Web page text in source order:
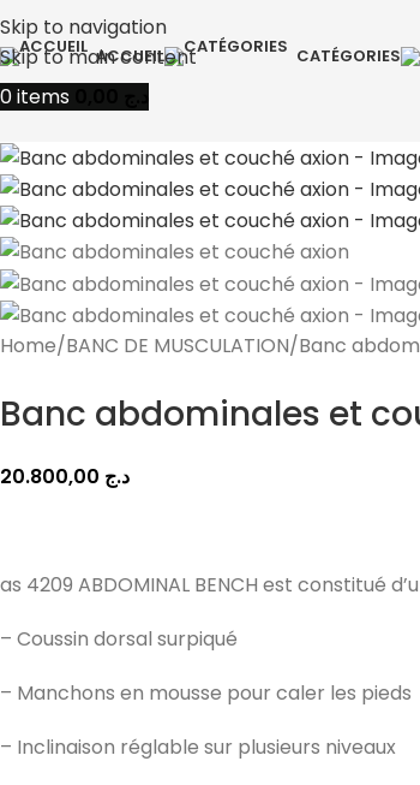
Skip to navigation
Skip to main content
ACCUEIL CATÉGORIES
0items
Home BANC DE MUSCULATION Banc
Banc abdominales et
د.ج
as 4209 ABDOMINAL BENCH est constitué
– Coussin dorsal surpiqué
– Manchons en mousse pour caler les pieds
– Inclinaison réglable sur plusieurs niveaux